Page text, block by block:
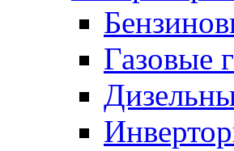
Газовые